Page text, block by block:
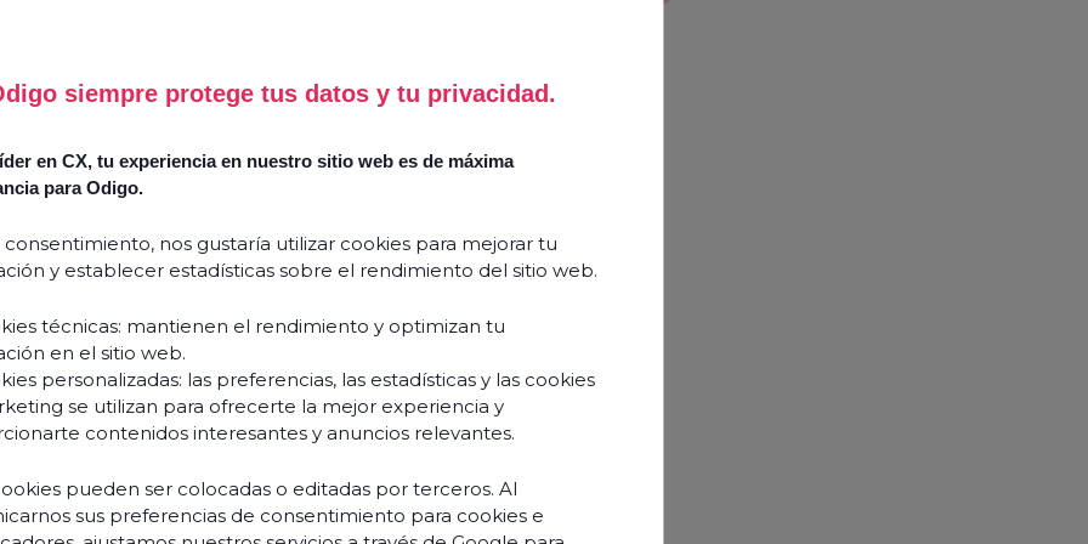
siempre protege tus datos y tu privacidad.
en CX, tu experiencia en nuestro sitio web es de máxima
para Odigo.
consentimiento, nos gustaría utilizar cookies para mejorar tu
y establecer estadísticas sobre el rendimiento del sitio web.
técnicas: mantienen el rendimiento y optimizan tu
en el sitio web.
personalizadas: las preferencias, las estadísticas y las cookies
se utilizan para ofrecerte la mejor experiencia y
contenidos interesantes y anuncios relevantes.
pueden ser colocadas o editadas por terceros. Al
sus preferencias de consentimiento para cookies e
Success
Guides
&
blancs
Blogs
Podcasts
Comment
AI
client
et
vos
équipes
?
Découvrir
À propos